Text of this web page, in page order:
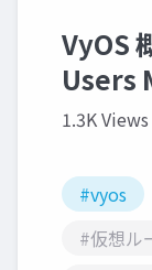
VyOS
Users
1.3K Views
#vyos
#仮想ル